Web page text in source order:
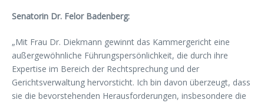
Senatorin Dr. Felor Badenberg:
„Mit Frau Dr. Diekmann gewinnt das Kammergericht eine
außergewöhnliche Führungspersönlichkeit, die durch ihre
Expertise im Bereich der Rechtsprechung und der
Gerichtsverwaltung hervorsticht. Ich bin davon überzeugt, dass
sie die bevorstehenden Herausforderungen, insbesondere die